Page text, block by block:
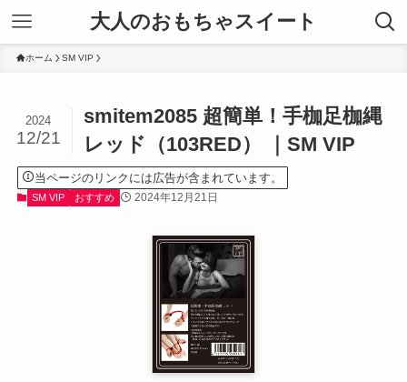
大人のおもちゃスイート
ホーム SM VIP
smitem2085 超簡単！手枷足枷縄
レッド（103RED） ｜SM VIP
2024
12/21
当ページのリンクには広告が含まれています。
SM VIP おすすめ 2024年12月21日